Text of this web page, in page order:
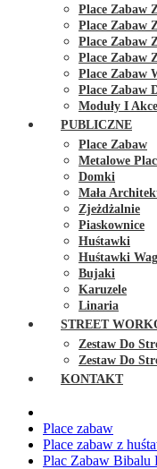
Place Zabaw
Place Zabaw
Place Zabaw
Place Zabaw
Place Zabaw
Place Zabaw
Moduły I
PUBLICZNE
Place Zabaw
Metalowe
Domki
Mała
Zjeżdżalnie
Piaskownice
Huśtawki
Huśtawki
Bujaki
Karuzele
Linaria
STREET
Zestaw Do
Zestaw Do
KONTAKT
Place zabaw
Place zabaw z
Plac Zabaw Bibalu